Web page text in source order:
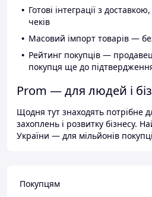
Готові інтеграції з
чеків
Масовий імпорт товарів —
Рейтинг покупців —
покупця ще до
Prom — для людей і
Щодня тут знаходять потрібне
захоплень і розвитку бізнесу.
України — для мільйонів
Покупцям